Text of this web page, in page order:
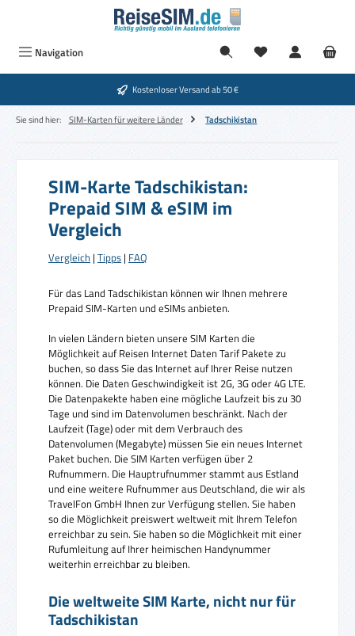
Zum Hauptinhalt springen
Navigation
Kostenloser Versand ab 50 €
Sie sind hier: SIM-Karten für weitere Länder Tadschikistan
SIM-Karte Tadschikistan:
Prepaid SIM & eSIM im
Vergleich
Vergleich | Tipps | FAQ
Für das Land Tadschikistan können wir Ihnen mehrere
Prepaid SIM-Karten und eSIMs anbieten.
In vielen Ländern bieten unsere SIM Karten die
Möglichkeit auf Reisen Internet Daten Tarif Pakete zu
buchen, so dass Sie das Internet auf Ihrer Reise nutzen
können. Die Daten Geschwindigkeit ist 2G, 3G oder 4G LTE.
Die Datenpakekte haben eine mögliche Laufzeit bis zu 30
Tage und sind im Datenvolumen beschränkt. Nach der
Laufzeit (Tage) oder mit dem Verbrauch des
Datenvolumen (Megabyte) müssen Sie ein neues Internet
Paket buchen. Die SIM Karten verfügen über 2
Rufnummern. Die Hauptrufnummer stammt aus Estland
und eine weitere Rufnummer aus Deutschland, die wir als
TravelFon GmbH Ihnen zur Verfügung stellen. Sie haben
so die Möglichkeit preiswert weltweit mit Ihrem Telefon
erreichbar zu sein. Sie haben so die Möglichkeit mit einer
Rufumleitung auf Ihrer heimischen Handynummer
weiterhin erreichbar zu bleiben.
Die weltweite SIM Karte, nicht nur für
Tadschikistan